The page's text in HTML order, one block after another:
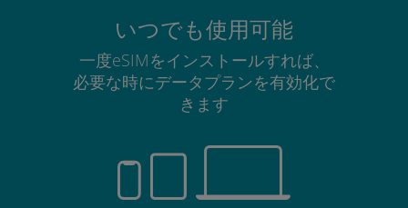
いつでも使用可能
一度eSIMをインストールすれば、
必要な時にデータプランを有効化で
きます